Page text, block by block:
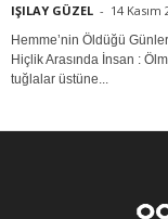
IŞILAY GÜZEL - 14 Kasım
Hemme’nin Öldüğü
Hiçlik Arasında İnsan :
tuğlalar üstüne...